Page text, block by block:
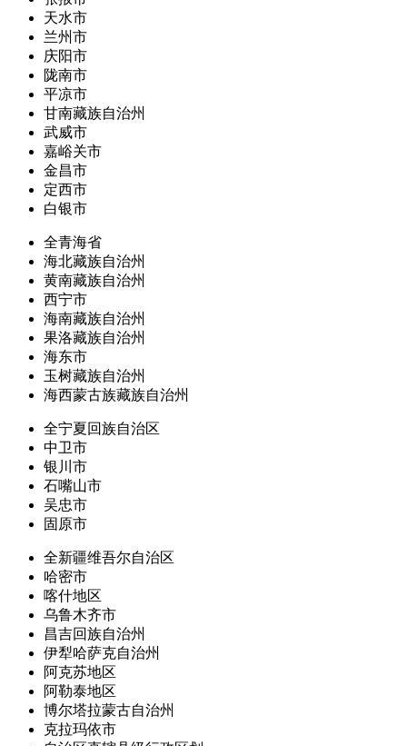
天水市
兰州市
庆阳市
陇南市
平凉市
甘南藏族自治州
武威市
嘉峪关市
金昌市
定西市
白银市
全青海省
海北藏族自治州
黄南藏族自治州
西宁市
海南藏族自治州
果洛藏族自治州
海东市
玉树藏族自治州
海西蒙古族藏族自治州
全宁夏回族自治区
中卫市
银川市
石嘴山市
吴忠市
固原市
全新疆维吾尔自治区
哈密市
喀什地区
乌鲁木齐市
昌吉回族自治州
伊犁哈萨克自治州
阿克苏地区
阿勒泰地区
博尔塔拉蒙古自治州
克拉玛依市